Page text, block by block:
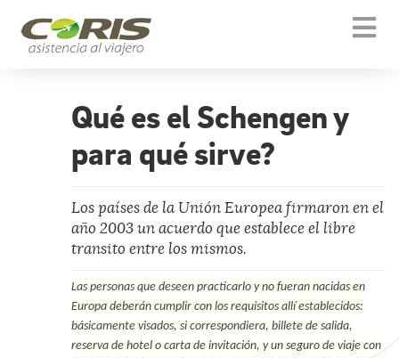
Qué es el Schengen y
para qué sirve?
Los países de la Unión Europea firmaron en el
año 2003 un acuerdo que establece el libre
transito entre los mismos.
Las personas que deseen practicarlo y no fueran nacidas en
Europa deberán cumplir con los requisitos allí establecidos:
básicamente visados, si correspondiera, billete de salida,
reserva de hotel o carta de invitación, y un seguro de viaje con